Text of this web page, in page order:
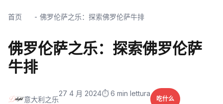
首页 佛罗伦萨之乐：探索佛罗伦萨牛排
佛罗伦萨之乐：探索佛罗伦萨
牛排
意大利之乐
27 4 月 2024⏱️ 6 min lettura
吃什么